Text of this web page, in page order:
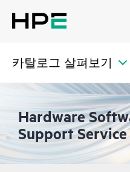
카탈로그 살펴보기
Hardware
Support Service